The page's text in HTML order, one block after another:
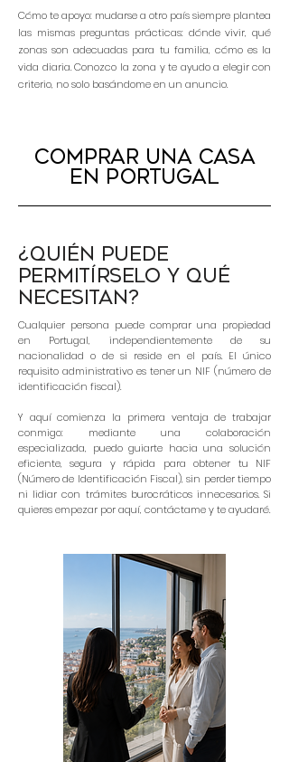
Cómo te apoyo: mudarse a otro país siempre plantea
las mismas preguntas prácticas: dónde vivir, qué
zonas son adecuadas para tu familia, cómo es la
vida diaria. Conozco la zona y te ayudo a elegir con
criterio, no solo basándome en un anuncio.
COMPRAR UNA CASA
EN PORTUGAL
¿Quién puede
permitírselo y qué
necesitan?
Cualquier persona puede comprar una propiedad
en Portugal, independientemente de su
nacionalidad o de si reside en el país. El único
requisito administrativo es tener un NIF (número de
identificación fiscal).
Y aquí comienza la primera ventaja de trabajar
conmigo: mediante una colaboración
especializada, puedo guiarte hacia una solución
eficiente, segura y rápida para obtener tu NIF
(Número de Identificación Fiscal), sin perder tiempo
ni lidiar con trámites burocráticos innecesarios. Si
quieres empezar por aquí, contáctame y te ayudaré.